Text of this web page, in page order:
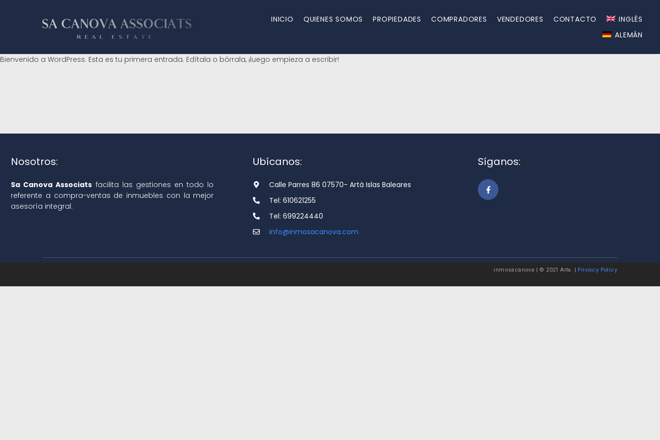
INICIO QUIENES SOMOS PROPIEDADES COMPRADORES VENDEDORES CONTACTO
INGLÉS
ALEMÁN
Bienvenido a WordPress. Esta es tu primera entrada. Edítala o bórrala, ¡luego empieza a escribir!
Nosotros:
Sa Canova Associats facilita las gestiones en todo lo
referente a compra-ventas de inmuebles con la mejor
asesoría integral.
Ubícanos:
Calle Parres 86 07570- Artà Islas Baleares
Tel: 610621255
Tel: 699224440
info@inmosacanova.com
Síganos:
inmosacanova | © 2021 Arta. | Privacy Policy